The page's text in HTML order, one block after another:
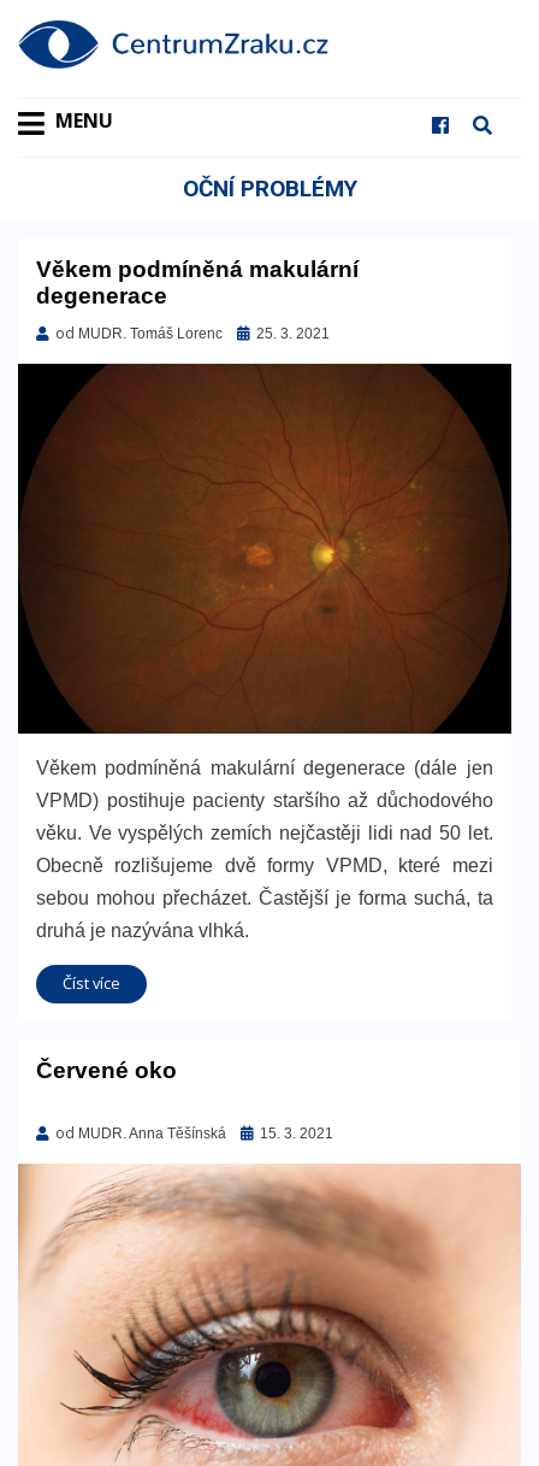
MENU
OČNÍ PROBLÉMY
Věkem podmíněná makulární
degenerace
od MUDR. Tomáš Lorenc
Zveřejněno
25. 3. 2021
Věkem podmíněná makulární degenerace (dále jen
VPMD) postihuje pacienty staršího až důchodového
věku. Ve vyspělých zemích nejčastěji lidi nad 50 let.
Obecně rozlišujeme dvě formy VPMD, které mezi
sebou mohou přecházet. Častější je forma suchá, ta
druhá je nazývána vlhká.
Číst více
Červené oko
od MUDR. Anna Těšínská
Zveřejněno
15. 3. 2021